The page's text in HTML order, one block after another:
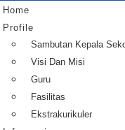
Home
Profile
Sambutan Kepala
Visi Dan Misi
Guru
Fasilitas
Ekstrakurikuler